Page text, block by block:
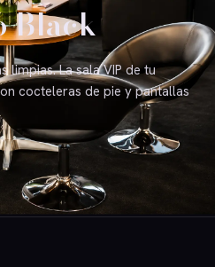
Black
limpias. La sala VIP de tu
cocteleras de pie y pantallas